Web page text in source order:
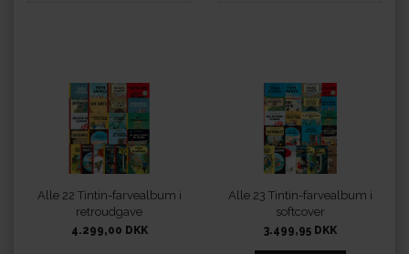
Alle 22 Tintin-farvealbum i
retroudgave
4.299,00 DKK
Alle 23 Tintin-farvealbum i
softcover
3.499,95 DKK